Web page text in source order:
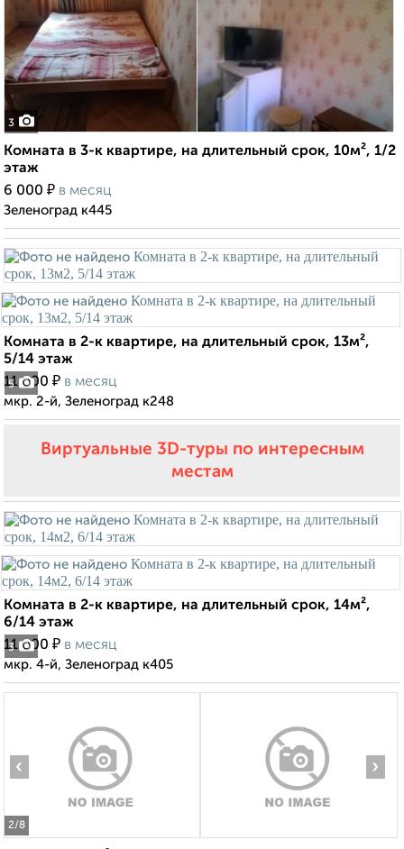
3
Комната в 3-к квартире, на длительный срок, 10м², 1/2
этаж
6 000 ₽ в месяц
Зеленоград к445
5
Комната в 2-к квартире, на длительный срок, 13м²,
5/14 этаж
11 000 ₽ в месяц
мкр. 2-й, Зеленоград к248
Виртуальные 3D-туры по интересным
местам
3
Комната в 2-к квартире, на длительный срок, 14м²,
6/14 этаж
11 000 ₽ в месяц
мкр. 4-й, Зеленоград к405
2/8
‹ ›